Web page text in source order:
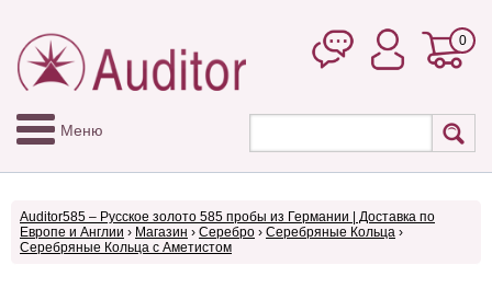
0
Меню
Auditor585 – Русское золото 585 пробы из Германии | Доставка по
Европе и Англии › Магазин › Серебро › Серебряные Кольца ›
Серебряные Кольца с Аметистом